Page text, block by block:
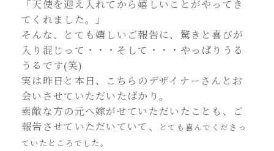
「天使を迎え入れてから嬉しいことがやってき
てくれました。」
そんな、とても嬉しいご報告に、驚きと喜びが
入り混じって・・・そして・・・やっぱりうる
うるです(笑)
実は昨日と本日、こちらのデザイナーさんとお
会いさせていただいたばかり。
素敵な方の元へ嫁がせていただいたことも、ご
報告させていただいていて、
とても喜んでくださっ
ていたところでした。